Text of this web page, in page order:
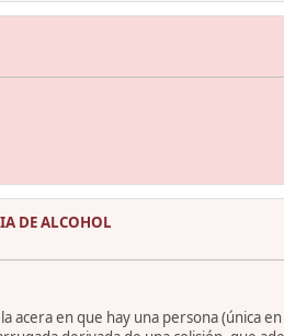
DE ALCOHOL
acera en que hay una persona (única